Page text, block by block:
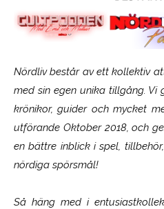
Nördliv består av ett kollektiv
med sin egen unika tillgång. Vi
krönikor, guider och mycket
utförande Oktober 2018, och
en bättre inblick i spel,
nördiga spörsmål!
Så häng med i